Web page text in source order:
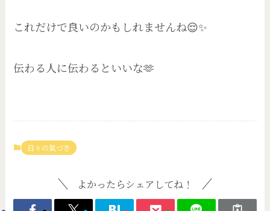
これだけで良いのかもしれませんね😌✨
伝わる人に伝わるといいな🫶
日々の氣づき
よかったらシェアしてね！